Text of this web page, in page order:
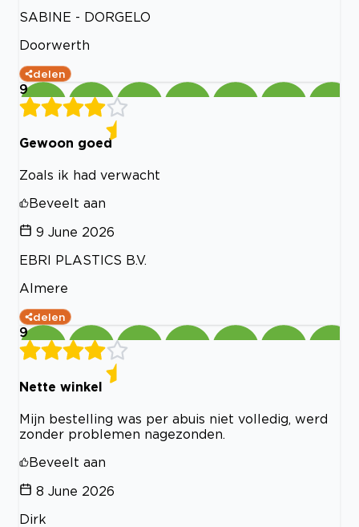
SABINE - DORGELO
Doorwerth
delen
9
Gewoon goed
Zoals ik had verwacht
Beveelt aan
9 June 2026
EBRI PLASTICS B.V.
Almere
delen
9
Nette winkel
Mijn bestelling was per abuis niet volledig, werd
zonder problemen nagezonden.
Beveelt aan
8 June 2026
Dirk